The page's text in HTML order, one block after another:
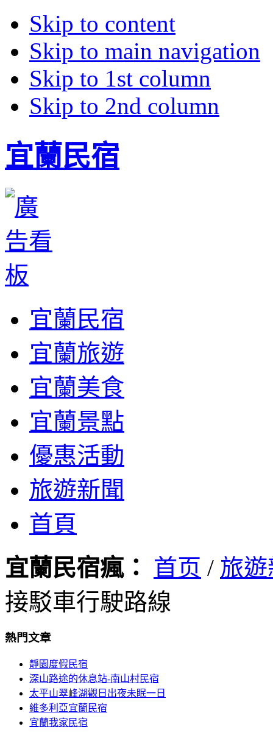
Skip to content
Skip to main navigation
Skip to 1st column
Skip to 2nd column
宜蘭民宿
宜蘭民宿
宜蘭旅遊
宜蘭美食
宜蘭景點
優惠活動
旅遊新聞
首頁
宜蘭民宿瘋：
首页 / 旅
接駁車行駛路線
熱門文章
靜園度假民宿
深山路途的休息站-南山村民宿
太平山翠峰湖觀日出夜未眠一日
維多利亞宜蘭民宿
宜蘭我家民宿